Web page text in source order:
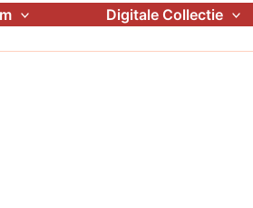
Digitale Collectie